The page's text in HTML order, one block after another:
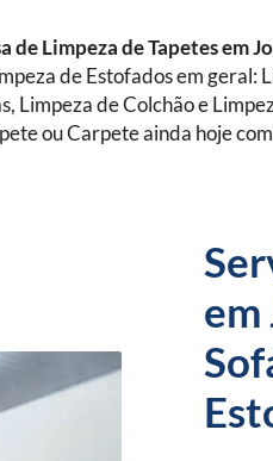
de Limpeza de Tapetesem
de Estofados em geral:
Limpeza de Colchão e
ou Carpete ainda hoje
em